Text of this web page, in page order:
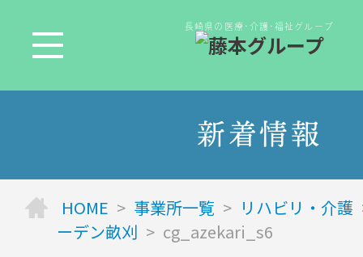
長崎県の医療･介護･福祉グループ
新着情報
HOME > 事業所一覧 > リハビリ・介護
ーデン畝刈 > cg_azekari_s6